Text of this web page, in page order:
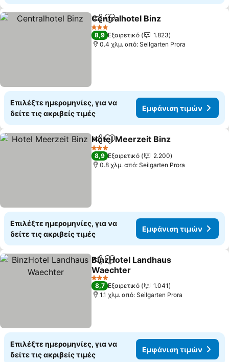
Κοινοποίηση
Προσθήκη στα αγαπημένα
Centralhotel Binz
3 Αστέρια
8,9 Εξαιρετικό
1.823
0.4 χλμ. από: Seilgarten Prora
Επιλέξτε ημερομηνίες, για να
δείτε τις ακριβείς τιμές
Εμφάνιση τιμών
Κοινοποίηση
Προσθήκη στα αγαπημένα
Hotel Meerzeit Binz
3 Αστέρια
8,9 Εξαιρετικό
2.200
0.8 χλμ. από: Seilgarten Prora
Επιλέξτε ημερομηνίες, για να
δείτε τις ακριβείς τιμές
Εμφάνιση τιμών
Κοινοποίηση
Προσθήκη στα αγαπημένα
BinzHotel Landhaus
Waechter
3 Αστέρια
8,7 Εξαιρετικό
1.041
1.1 χλμ. από: Seilgarten Prora
Επιλέξτε ημερομηνίες, για να
δείτε τις ακριβείς τιμές
Εμφάνιση τιμών